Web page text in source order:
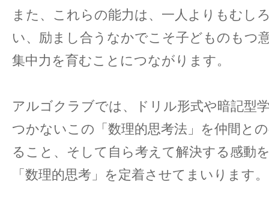
また、これらの能力は、一人よりもむし
い、励まし合うなかでこそ子どものもつ
集中力を育むことにつながります。
アルゴクラブでは、ドリル形式や暗記型
つかないこの「数理的思考法」を仲間と
ること、そして自ら考えて解決する感動
「数理的思考」を定着させてまいります。